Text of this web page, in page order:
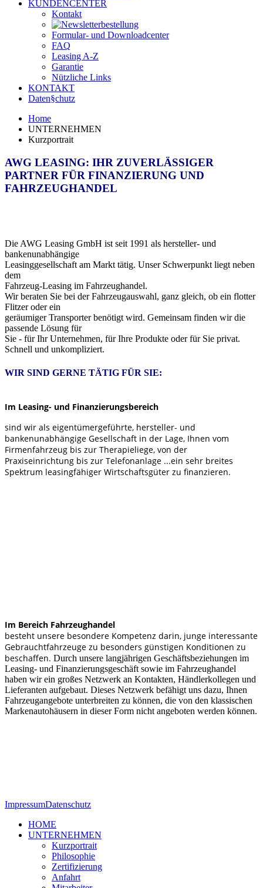
KUNDENCENTER
Kontakt
Formular- und Downloadcenter
FAQ
Leasing A-Z
Garantie
Nützliche Links
KONTAKT
Daten§chutz
Home
UNTERNEHMEN
Kurzportrait
AWG LEASING: IHR ZUVERLÄSSIGER
PARTNER FÜR FINANZIERUNG UND
FAHRZEUGHANDEL
Die AWG Leasing GmbH ist seit 1991 als hersteller- und
bankenunabhängige
Leasinggesellschaft am Markt tätig. Unser Schwerpunkt liegt neben
dem
Fahrzeug-Leasing im Fahrzeughandel.
Wir beraten Sie bei der Fahrzeugauswahl, ganz gleich, ob ein flotter
Flitzer oder ein
geräumiger Transporter benötigt wird. Gemeinsam finden wir die
passende Lösung für
Sie - für Ihr Unternehmen, für Ihre Produkte oder für Sie privat.
Schnell und unkompliziert.
WIR SIND GERNE TÄTIG FÜR SIE:
Im Leasing- und Finanzierungsbereich
sind wir als eigentümergeführte, hersteller- und
bankenunabhängige Gesellschaft in der Lage, Ihnen vom
Firmenfahrzeug bis zur Therapieliege, von der
Praxiseinrichtung bis zur Telefonanlage ...ein sehr breites
Spektrum leasingfähiger Wirtschaftsgüter zu finanzieren.
Im Bereich Fahrzeughandel
besteht unsere besondere Kompetenz darin, junge interessante
Gebrauchtfahrzeuge zu besonders günstigen Konditionen zu
beschaffen. Durch unsere langjährigen Geschäftsbeziehungen im
Leasing- und Finanzierungsgeschäft sowie im Fahrzeughandel
haben wir ein großes Netzwerk an Kontakten, Händlerkollegen und
Lieferanten aufgebaut. Dieses Netzwerk befähigt uns dazu, Ihnen
Fahrzeugangebote unterbreiten zu können, die von den klassischen
Markenautohäusern in dieser Form nicht angeboten werden können.
ImpressumDatenschutz
HOME
UNTERNEHMEN
Kurzportrait
Philosophie
Zertifizierung
Anfahrt